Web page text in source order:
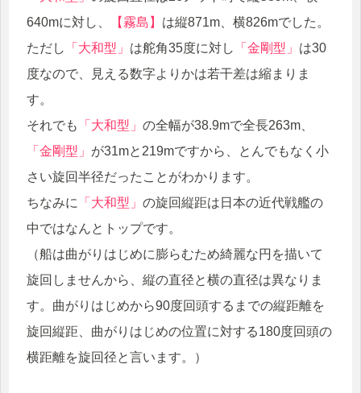
640mに対し、
【霧島】 は縦871m、横826mでした。
ただし
「大和型」 は舵角35度に対し 「金剛型」 は30
度なので、見える数字よりかは若干差は縮まりま
す。
それでも
「大和型」 の全幅が38.9mで全長263m、
「金剛型」 が31mと219mですから、とんでもなく小
さい旋回半径だったことがわかります。
ちなみに
「大和型」 の旋回縦距は日本の近代戦艦の
中ではなんとトップです。
（船は曲がりはじめに膨らむため綺麗な円を描いて
旋回しませんから、縦の直径と横の直径は異なりま
す。曲がりはじめから90度回頭するまでの縦距離を
旋回縦距、曲がりはじめの位置に対する180度回頭の
横距離を旋回径と言います。）